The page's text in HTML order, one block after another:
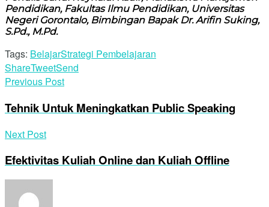
Pendidikan, Fakultas Ilmu Pendidikan, Universitas
Negeri Gorontalo, Bimbingan Bapak Dr. Arifin Suking,
S.Pd., M.Pd.
Tags: BelajarStrategi Pembelajaran
ShareTweetSend
Previous Post
Tehnik Untuk Meningkatkan Public Speaking
Next Post
Efektivitas Kuliah Online dan Kuliah Offline